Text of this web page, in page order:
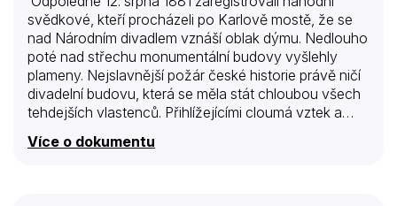
svědkové, kteří procházeli po Karlově mostě, že se
nad Národním divadlem vznáší oblak dýmu. Nedlouho
poté nad střechu monumentální budovy vyšlehly
plameny. Nejslavnější požár české historie právě ničí
divadelní budovu, která se měla stát chloubou všech
tehdejších vlastenců. Přihlížejícími cloumá vztek a
založen záměrně. Dodnes jsou příčiny tohoto
Více o dokumentu